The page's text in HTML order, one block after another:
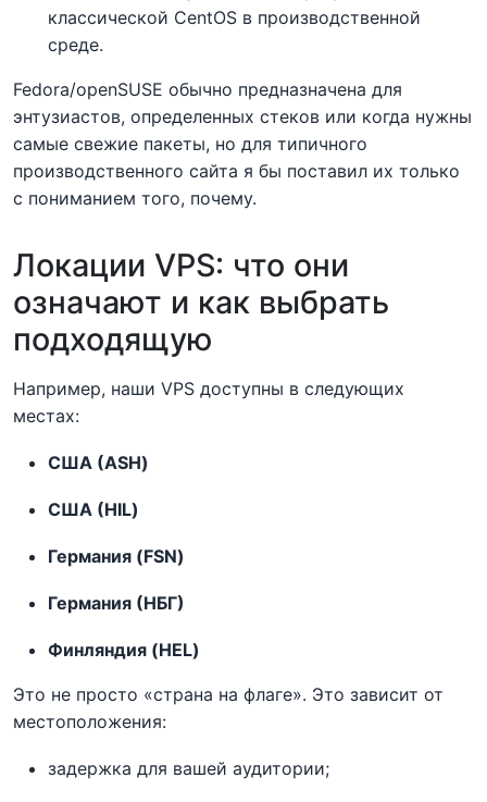
классической CentOS в производственной
среде.
Fedora/openSUSE обычно предназначена для
энтузиастов, определенных стеков или когда нужны
самые свежие пакеты, но для типичного
производственного сайта я бы поставил их только
с пониманием того, почему.
Локации VPS: что они
означают и как выбрать
подходящую
Например, наши VPS доступны в следующих
местах:
США (ASH)
США (HIL)
Германия (FSN)
Германия (НБГ)
Финляндия (HEL)
Это не просто «страна на флаге». Это зависит от
местоположения:
задержка для вашей аудитории;